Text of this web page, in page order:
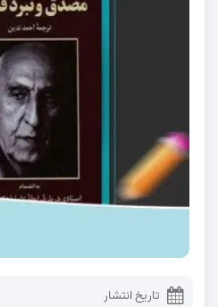
تاریخ انتشار